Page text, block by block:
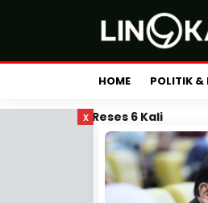
HOME POLITIK &
x Reses 6 Kali